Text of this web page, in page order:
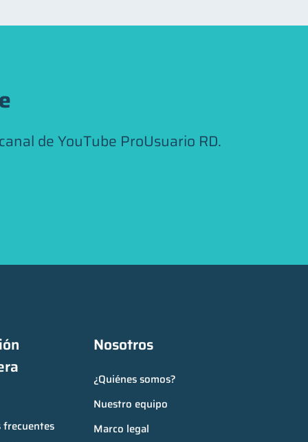
de YouTube ProUsuario RD.
Nosotros
¿Quiénes somos?
Nuestro equipo
Marco legal